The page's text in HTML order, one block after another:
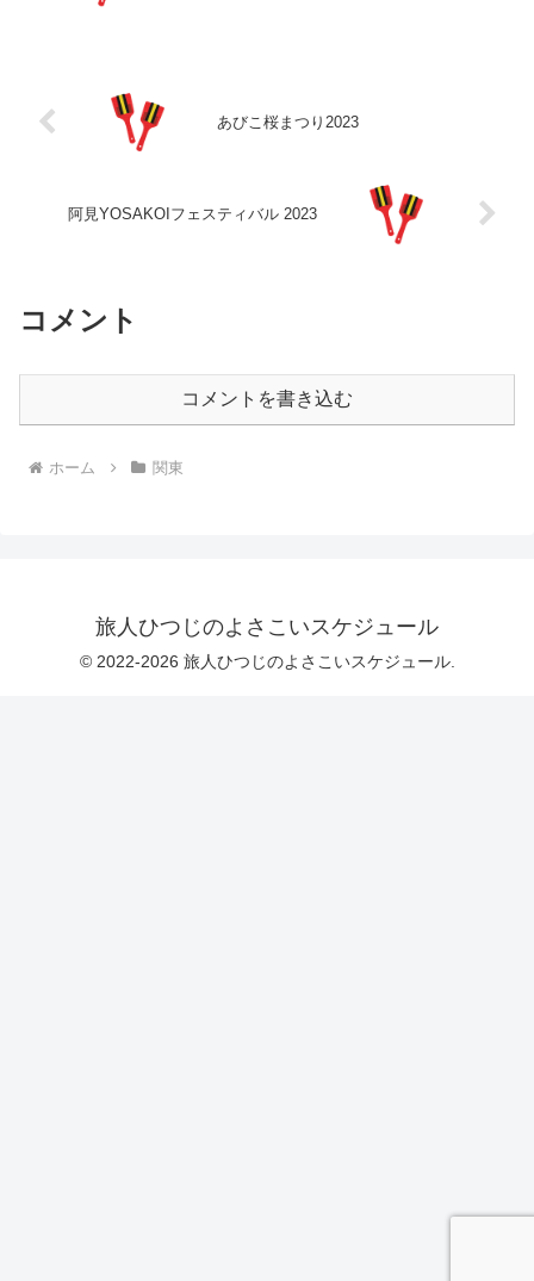
あびこ桜まつり2023
阿見YOSAKOIフェスティバル 2023
コメント
コメントを書き込む
ホーム 関東
旅人ひつじのよさこいスケジュール
© 2022-2026 旅人ひつじのよさこいスケジュール.